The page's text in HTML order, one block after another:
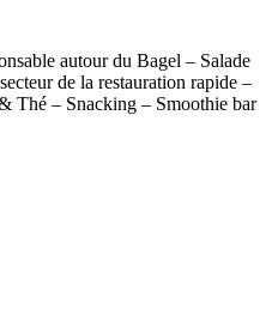
autour du Bagel – Salade
de la restauration rapide –
Thé – Snacking – Smoothie bar